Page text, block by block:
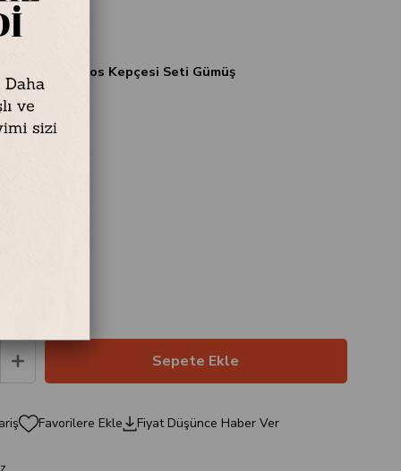
Çatalı ve Sos Kepçesi Seti Gümüş
28 cm
– 26 cm
Favorilere Ekle Fiyat Düşünce Haber Ver